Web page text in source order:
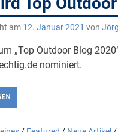
am 12. Januar 2021 von Jörg
„Top Outdoor Blog
nominiert.